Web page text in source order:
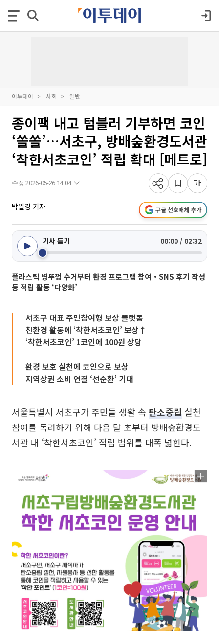
이투데이 사회 일반
종이팩 내고 텀블러 기부하면 코인
‘쏠쏠’…서초구, 방배숲환경도서관
‘착한서초코인’ 적립 확대 [메트로]
수정 2026-05-26 14:04
박일경 기자 구글 선호매체 추가
기사 듣기 00:00 / 02:32
플라스틱 병뚜껑 수거부터 환경 프로그램 참여‧SNS 후기 작성
등 적립 활동 ‘다양화’
서초구 대표 주민참여형 보상 플랫폼
친환경 활동에 ‘착한서초코인’ 보상↑
‘착한서초코인’ 1코인에 100원 상당
환경 보호 실천에 코인으로 보상
지역상권 소비 연결 ‘선순환’ 기대
서울특별시 서초구가 주민들 생활 속 탄소중립 실천
참여를 독려하기 위해 다음 달 초부터 방배숲환경도
서관 내 ‘착한서초코인’ 적립 범위를 대폭 넓힌다.